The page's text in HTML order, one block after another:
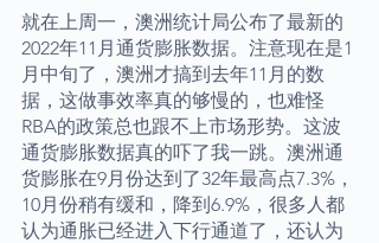
就在上周一，澳洲统计局公布了最新的
2022年11月通货膨胀数据。注意现在是1
月中旬了，澳洲才搞到去年11月的数
据，这做事效率真的够慢的，也难怪
RBA的政策总也跟不上市场形势。这波
通货膨胀数据真的吓了我一跳。澳洲通
货膨胀在9月份达到了32年最高点7.3%，
10月份稍有缓和，降到6.9%，很多人都
认为通胀已经进入下行通道了，还认为